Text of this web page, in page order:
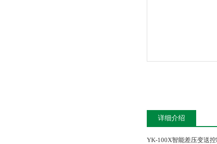
详细介绍
YK-100X智能差压变送